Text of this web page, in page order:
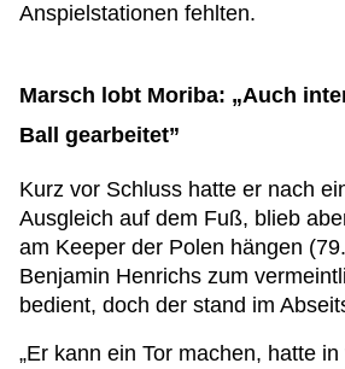
Anspielstationen fehlten.
Marsch lobt Moriba: „Auch
Ball gearbeitet”
Kurz vor Schluss hatte er nach
Ausgleich auf dem Fuß, blieb
am Keeper der Polen hängen
Benjamin Henrichs zum
bedient, doch der stand im
„Er kann ein Tor machen, hatte